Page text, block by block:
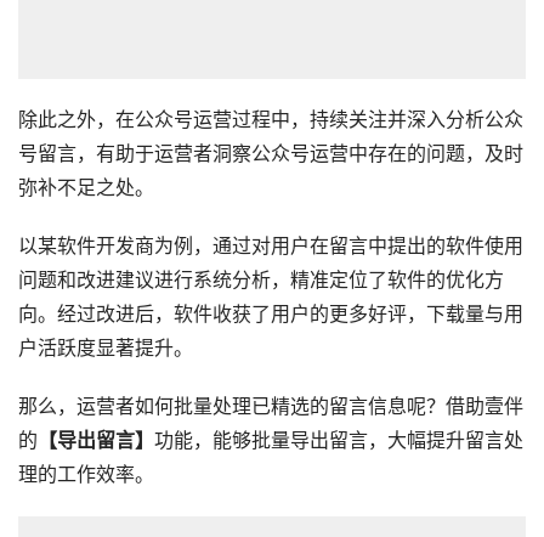
除此之外，在公众号运营过程中，持续关注并深入分析公众
号留言，有助于运营者洞察公众号运营中存在的问题，及时
弥补不足之处。
以某软件开发商为例，通过对用户在留言中提出的软件使用
问题和改进建议进行系统分析，精准定位了软件的优化方
向。经过改进后，软件收获了用户的更多好评，下载量与用
户活跃度显著提升。
那么，运营者如何批量处理已精选的留言信息呢？借助壹伴
的 【导出留言】 功能，能够批量导出留言，大幅提升留言处
理的工作效率。